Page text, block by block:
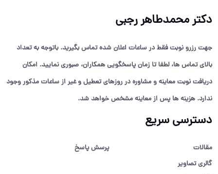
دکتر محمدطاهر رجبی
جهت رزرو نوبت فقط در ساعات اعلان شده تماس بگیرید. باتوجه به تعداد
بالای تماس ها، لطفا تا زمان پاسخگویی همکاران، صبوری نمایید. امکان
دریافت نوبت معاینه و مشاوره در روزهای تعطیل و غیر از ساعات مذکور وجود
ندارد. هزینه ها پس از معاینه مشخص خواهد شد.
دسترسی سریع
مقالات
گالری تصاویر
پرسش پاسخ